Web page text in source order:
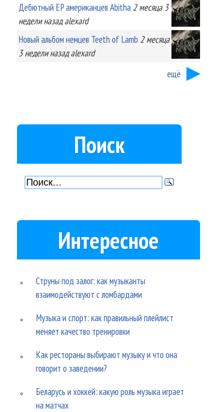
Дебютный EP американцев Abitha 2 месяца 3
неделиназад alexard
Новый альбом немцев Teeth of Lamb 2 месяца
3 неделиназад alexard
ещё
Поиск
Интересное
Струны под залог: как музыканты
взаимодействуют с ломбардами
Музыка и спорт: как правильный плейлист
меняет качество тренировки
Как рестораны выбирают музыку и что она
говорит о заведении?
Беларусь и хоккей: какую роль музыка играет
на матчах